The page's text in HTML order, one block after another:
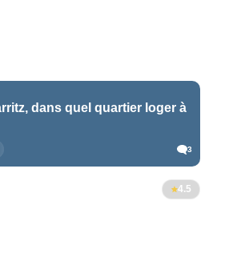
dans quel quartier loger à
3
4.5